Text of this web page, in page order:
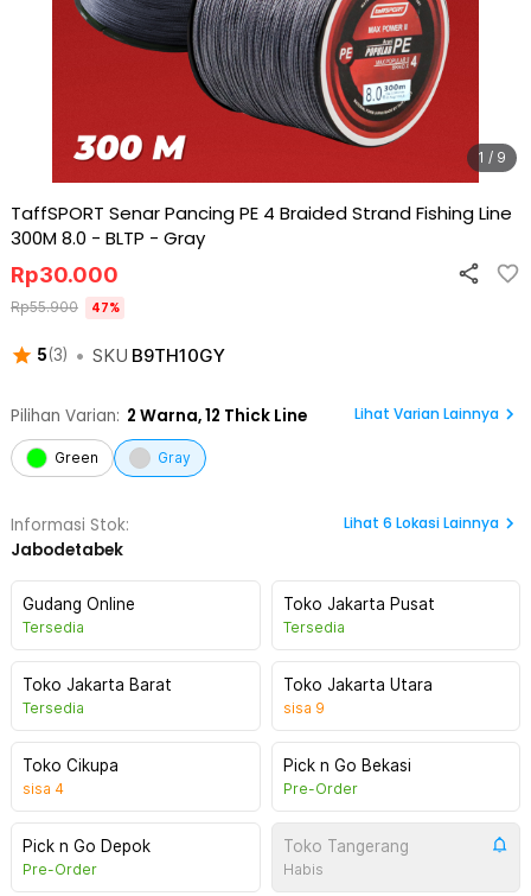
1 / 9
TaffSPORT Senar Pancing PE 4 Braided Strand Fishing Line
300M 8.0 - BLTP - Gray
5(3) • SKU B9TH10GY
Rp30.000
Rp55.900 47%
Pilihan Varian: 2 Warna,12 Thick Line Lihat Varian Lainnya
Green Gray
Informasi Stok:
Jabodetabek
Lihat 6 Lokasi Lainnya
Gudang Online
Tersedia
Toko Jakarta Pusat
Tersedia
Toko Jakarta Barat
Tersedia
Toko Jakarta Utara
sisa 9
Toko Cikupa
sisa 4
Pick n Go Bekasi
Pre-Order
Pick n Go Depok
Pre-Order
Toko Tangerang
Habis